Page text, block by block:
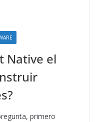
Native el
primero